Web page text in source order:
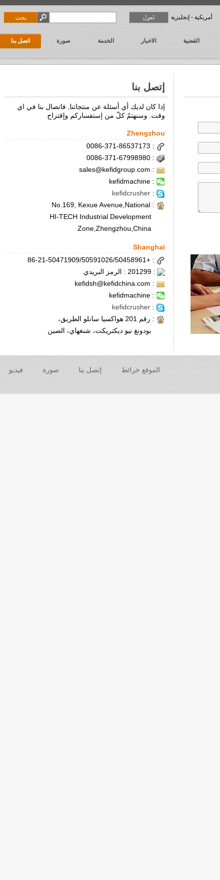
أمريكية - إنجليزية
اتصل بنا صورة الخدمة الاخبار القضية
إتصل بنا
إذا كان لديك أي أسئلة عن منتجاتنا, فاتصال بنا في اي
وقت. وسنهتمّ كلّ من إستفساركم وإقتراح
Zhengzhou
: 0086-371-86537173
: 0086-371-67998980
: sales@kefidgroup.com
: kefidmachine
:
kefidcrusher
: No.169, Kexue Avenue,National
HI-TECH Industrial Development
Zone,Zhengzhou,China
Shanghai
: +86-21-50471909/50591026/50458961
: 201299 : الرمز البريدي
: kefidsh@kefidchina.com
: kefidmachine
:
kefidcrusher
: رقم 201 هواكسيا سانلو الطريق،
بودونغ نيو ديكتريكت، شنغهاي، الصين
فيديو صورة إتصل بنا الموقع خرائط